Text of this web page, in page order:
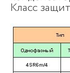
Класс